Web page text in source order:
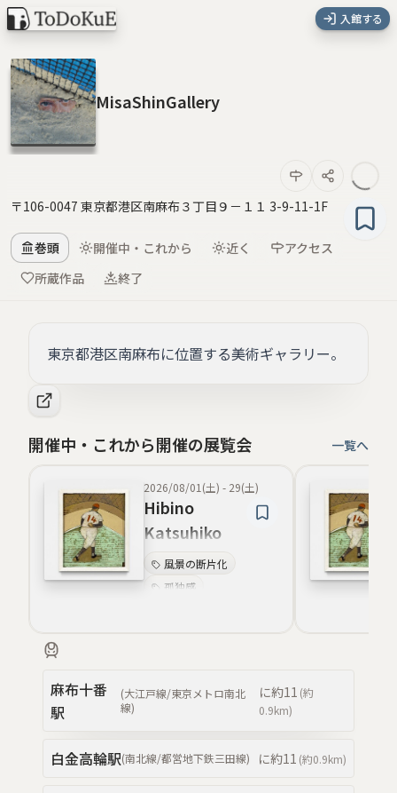
入館する
MisaShinGallery
〒106-0047 東京都港区南麻布３丁目９－１１ 3-9-11-1F
巻頭 開催中・これから 近く
アクセス
所蔵作品
終了
東京都港区南麻布に位置する美術ギャラリー。
開催中・これから開催の展覧会 一覧へ
2026/08/01(土) - 29(土)
Hibino
Katsuhiko
The Boy
Never Moves.
風景の断片化
孤独感
哲学的寓意
麻布十番
駅
(大江戸線/東京メトロ南北
線)
に約11 (約
0.9km)
白金高輪駅(南北線/都営地下鉄三田線) に約11 (約0.9km)